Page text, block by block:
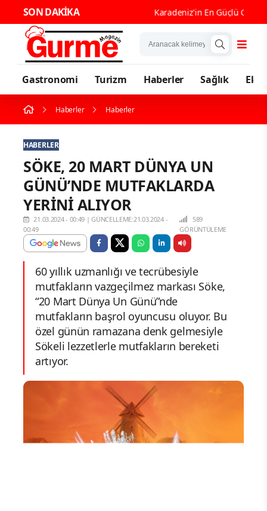
SON DAKİKA Karadeniz'in En Güçlü
Gastronomi Turizm Haberler Sağlık
Haberler Haberler
HABERLER
SÖKE, 20 MART DÜNYA UN
GÜNÜ’NDE MUTFAKLARDA
YERİNİ ALIYOR
21.03.2024 - 00:49 |GÜNCELLEME:21.03.2024 -
00:49
589
GÖRÜNTÜLEME
60 yıllık uzmanlığı ve tecrübesiyle
mutfakların vazgeçilmez markası Söke,
“20 Mart Dünya Un Günü”nde
mutfakların başrol oyuncusu oluyor. Bu
özel günün ramazana denk gelmesiyle
Sökeli lezzetlerle mutfakların bereketi
artıyor.